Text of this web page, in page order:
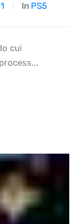
In PS5
cui